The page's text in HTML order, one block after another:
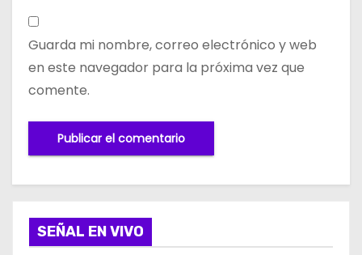
Guarda mi nombre, correo electrónico y web
en este navegador para la próxima vez que
comente.
SEÑAL EN VIVO